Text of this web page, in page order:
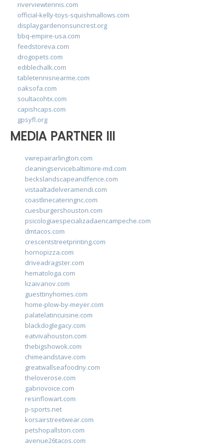
riverviewtennis.com
official-kelly-toys-squishmallows.com
displaygardenonsuncrest.org
bbq-empire-usa.com
feedstoreva.com
drogopets.com
ediblechalk.com
tabletennisnearme.com
oaksofa.com
soultacohtx.com
capishcaps.com
gpsyfl.org
MEDIA PARTNER III
vwrepairarlington.com
cleaningservicebaltimore-md.com
beckslandscapeandfence.com
vistaaltadelveramendi.com
coastlinecateringnc.com
cuesburgershouston.com
psicologiaespecializadaencampeche.com
dmtacos.com
crescentstreetprinting.com
hornopizza.com
driveadragster.com
hematologa.com
lizaivanov.com
guesttinyhomes.com
home-plow-by-meyer.com
palatelatincuisine.com
blackdoglegacy.com
eatvivahouston.com
thebigshowok.com
chimeandstave.com
greatwallseafoodny.com
theloverose.com
gabriovoice.com
resinflowart.com
p-sports.net
korsairstreetwear.com
petshopallston.com
avenue26tacos.com